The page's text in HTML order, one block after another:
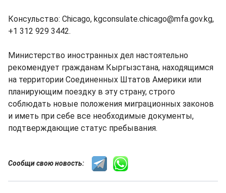
Консульство: Chicago, kgconsulate.chicago@mfa.gov.kg,
+1 312 929 3442.
Министерство иностранных дел настоятельно
рекомендует гражданам Кыргызстана, находящимся
на территории Соединенных Штатов Америки или
планирующим поездку в эту страну, строго
соблюдать новые положения миграционных законов
и иметь при себе все необходимые документы,
подтверждающие статус пребывания.
Сообщи свою новость: